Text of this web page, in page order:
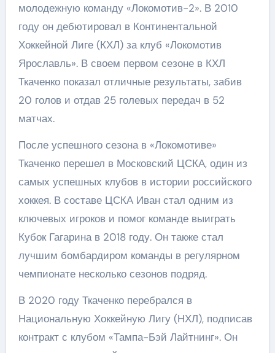
молодежную команду «Локомотив-2». В 2010
году он дебютировал в Континентальной
Хоккейной Лиге (КХЛ) за клуб «Локомотив
Ярославль». В своем первом сезоне в КХЛ
Ткаченко показал отличные результаты, забив
20 голов и отдав 25 голевых передач в 52
матчах.
После успешного сезона в «Локомотиве»
Ткаченко перешел в Московский ЦСКА, один из
самых успешных клубов в истории российского
хоккея. В составе ЦСКА Иван стал одним из
ключевых игроков и помог команде выиграть
Кубок Гагарина в 2018 году. Он также стал
лучшим бомбардиром команды в регулярном
чемпионате несколько сезонов подряд.
В 2020 году Ткаченко перебрался в
Национальную Хоккейную Лигу (НХЛ), подписав
контракт с клубом «Тампа-Бэй Лайтнинг». Он